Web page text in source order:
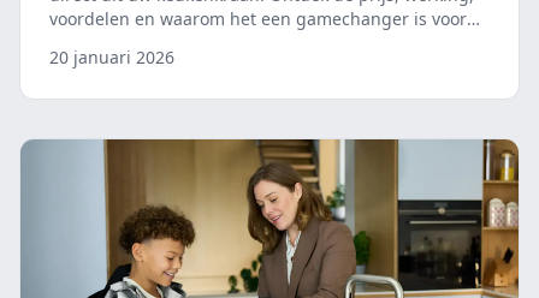
voordelen en waarom het een gamechanger is voor
20 januari 2026